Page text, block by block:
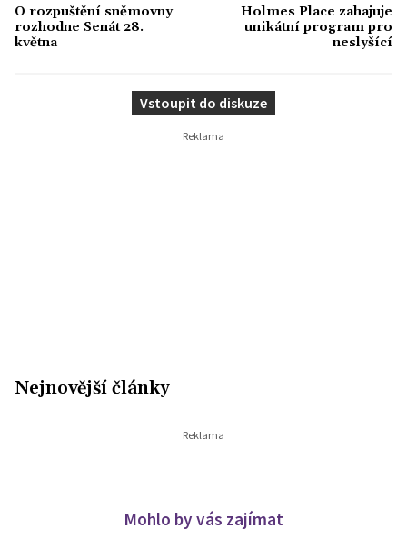
O rozpuštění sněmovny
rozhodne Senát 28.
května
Holmes Place zahajuje
unikátní program pro
neslyšící
Vstoupit do diskuze
Nejnovější články
Mohlo by vás zajímat